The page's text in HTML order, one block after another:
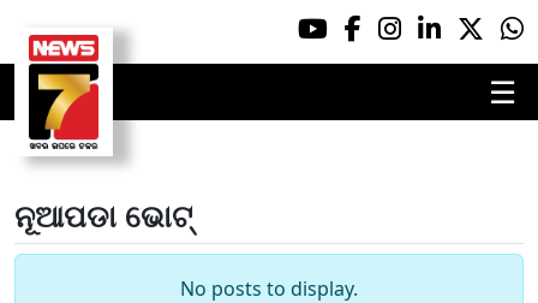
☰
ନୂଆପଡା ଭୋଟ୍
No posts to display.